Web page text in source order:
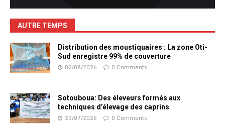
AUTRE TEMPS
Distribution des moustiquaires : La zone Oti-
Sud enregistre 99% de couverture
02/08/2026 0 Comments
Sotouboua: Des éleveurs formés aux
techniques d’élevage des caprins
23/07/2026 0 Comments